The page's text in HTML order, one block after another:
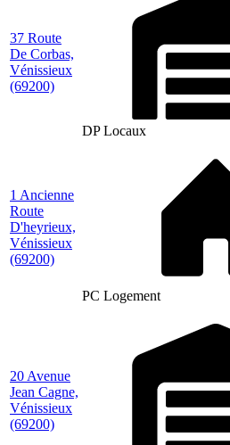
37 Route
De Corbas,
Vénissieux
(69200)
DP Locaux
1 Ancienne
Route
D'heyrieux,
Vénissieux
(69200)
PC Logement
20 Avenue
Jean Cagne,
Vénissieux
(69200)